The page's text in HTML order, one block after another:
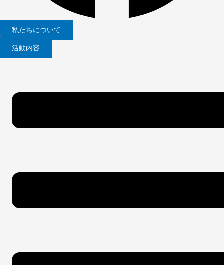
私たちについて
|
活動内容